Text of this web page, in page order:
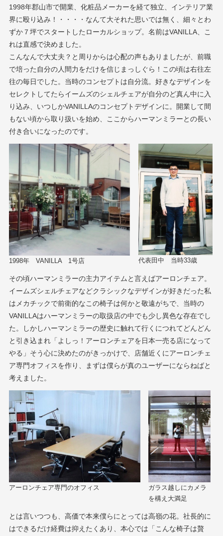
1998年郡山市で開業、化粧品メーカーを経て独立、インテリア業
界に殴り込み！・・・・なんて大それた思いでは無く、細々とわ
ずか７坪でスタートしたローカルショップ。名前はVANILLA、こ
れは直感で決めました。
こんなんで大丈夫？と周りからは心配の声もありましたが、前職
で培った自分の人間力をだけを信じまっしぐら！この頃は右往左
往の毎日でした。当時のコンセプトは自分流。好きなデザインを
セレクトしてたらイームズのシェルチェアが自分のど真ん中に入
り込み、いつしかVANILLAのコンセプトデザインに。開業して間
もない頃から取り扱いを始め、ここからハーマンミラーとの長い
付き合いになったのです。
1998年 VANILLA 1号店 代表田中 当時33歳
その頃ハーマンミラーの主力アイテムと言えばアーロンチェア。
イームズシェルチェアなどクラシックなデザインが好きだった私
はメカチックで前衛的なこの椅子は何かと敬遠がちで、当時の
VANILLAはハーマンミラーの取扱店の中でも少し異色な存在でし
た。しかしハーマンミラーの歴史に触れて行くにつれてどんどん
と引き込まれ「よしっ！アーロンチェアを日本一売る店になって
やる」そう心に決めたのがきっかけで、店舗近くにアーロンチェ
ア専門オフィスを作り、まずは僕らが真のユーザーにならねばと
考えました。
アーロンチェア専門のオフィス
ガラス越しにカメラ
を構え大満足
とは言いつつも、高価で本来僕らにとっては高嶺の花。社長的に
はできるだけ経費は抑えたくあり、本心では「こんな椅子は贅